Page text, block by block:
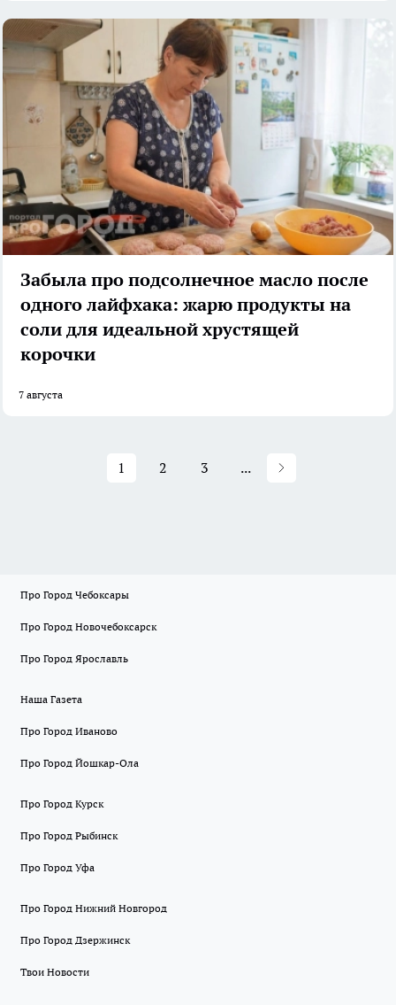
Забыла про подсолнечное масло после
одного лайфхака: жарю продукты на
соли для идеальной хрустящей
корочки
7 августа
1 2 3 ...
Про Город Чебоксары
Про Город Новочебоксарск
Про Город Ярославль
Наша Газета
Про Город Иваново
Про Город Йошкар-Ола
Про Город Курск
Про Город Рыбинск
Про Город Уфа
Про Город Нижний Новгород
Про Город Дзержинск
Твои Новости